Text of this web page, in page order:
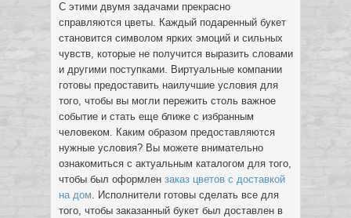
С этими двумя задачами прекрасно
справляются цветы. Каждый подаренный букет
становится символом ярких эмоций и сильных
чувств, которые не получится выразить словами
и другими поступками. Виртуальные компании
готовы предоставить наилучшие условия для
того, чтобы вы могли пережить столь важное
событие и стать еще ближе с избранным
человеком. Каким образом предоставляются
нужные условия? Вы можете внимательно
ознакомиться с актуальным каталогом для того,
чтобы был оформлен заказ цветов с доставкой
на дом. Исполнители готовы сделать все для
того, чтобы заказанный букет был доставлен в